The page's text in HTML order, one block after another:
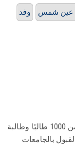
وفد عين شمس
معامل التنسيق الإلكتروني تستقبل أكثر من 1000 طالبًا وطالبة
بالجامعات